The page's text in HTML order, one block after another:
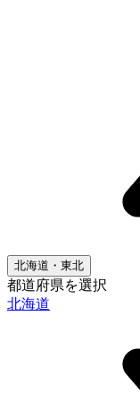
北海道・東北
都道府県を選択
北海道